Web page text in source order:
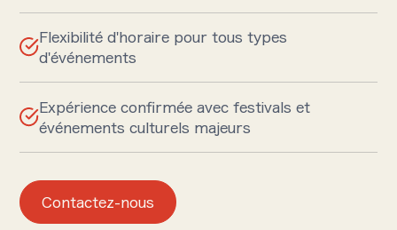
Flexibilité d'horaire pour tous types
d'événements
Expérience confirmée avec festivals et
événements culturels majeurs
Contactez-nous